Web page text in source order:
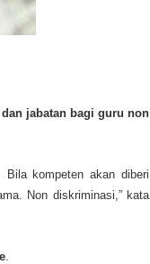
jabatan bagi guru non
kompeten akan diberi
Non diskriminasi,” kata